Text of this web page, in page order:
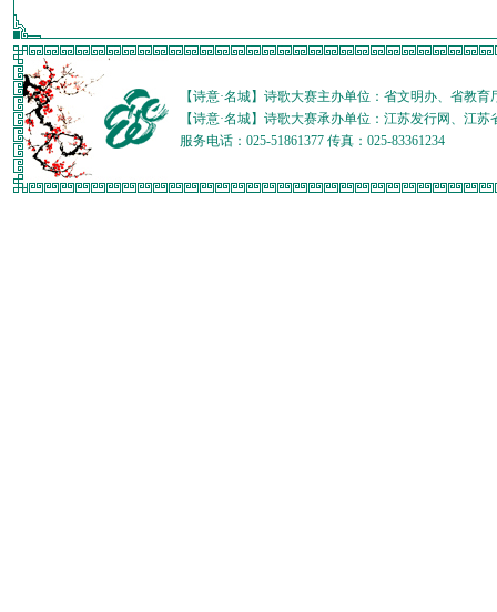
【诗意·名城】诗歌大赛主办单位：省文明办、省教
【诗意·名城】诗歌大赛承办单位：江苏发行网、江
服务电话：025-51861377 传真：025-83361234